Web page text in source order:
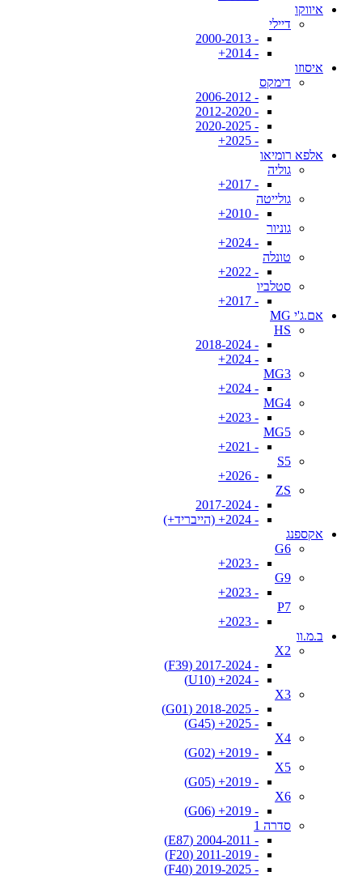
איווקו
דיילי
- 2000-2013
- 2014+
איסוזו
דימקס
- 2006-2012
- 2012-2020
- 2020-2025
- 2025+
אלפא רומיאו
גוליה
- 2017+
גולייטה
- 2010+
גוניור
- 2024+
טונלה
- 2022+
סטלביו
- 2017+
אם.ג'י MG
HS
- 2018-2024
- 2024+
MG3
- 2024+
MG4
- 2023+
MG5
- 2021+
S5
- 2026+
ZS
- 2017-2024
- 2024+ (הייבריד+)
אקספנג
G6
- 2023+
G9
- 2023+
P7
- 2023+
ב.מ.וו
X2
- 2017-2024 (F39)
- 2024+ (U10)
X3
- 2018-2025 (G01)
- 2025+ (G45)
X4
- 2019+ (G02)
X5
- 2019+ (G05)
X6
- 2019+ (G06)
סדרה 1
- 2004-2011 (E87)
- 2011-2019 (F20)
- 2019-2025 (F40)